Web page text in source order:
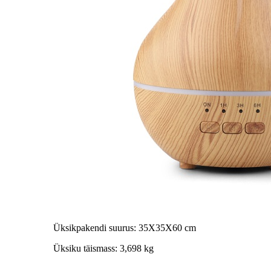
Üksikpakendi suurus: 35X35X60 cm
Üksiku täismass: 3,698 kg